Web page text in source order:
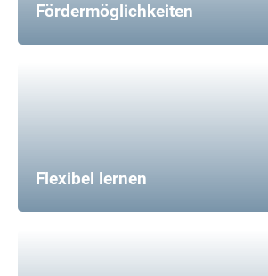
Fördermöglichkeiten
Flexibel lernen